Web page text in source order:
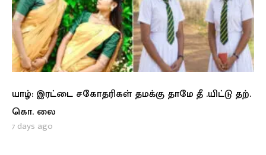
யாழ்: இரட்டை சகோதரிகள் தமக்கு தாமே தீ .யிட்டு தற்.
கொ. லை
7 days ago